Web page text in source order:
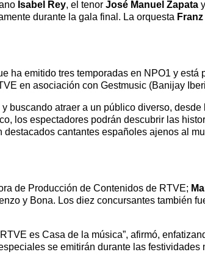
Isabel Rey, el tenor José Manuel Zapata
durante la gala final. La orquesta
ha emitido tres temporadas en NPO1 y está
en asociación con Gestmusic (Banijay
buscando atraer a un público diverso,
los espectadores podrán descubrir las
destacados cantantes españoles ajenos al
de Producción de Contenidos de RTVE;
y Bona. Los diez concursantes también
es Casa de la música”, afirmó,
se emitirán durante las festividades